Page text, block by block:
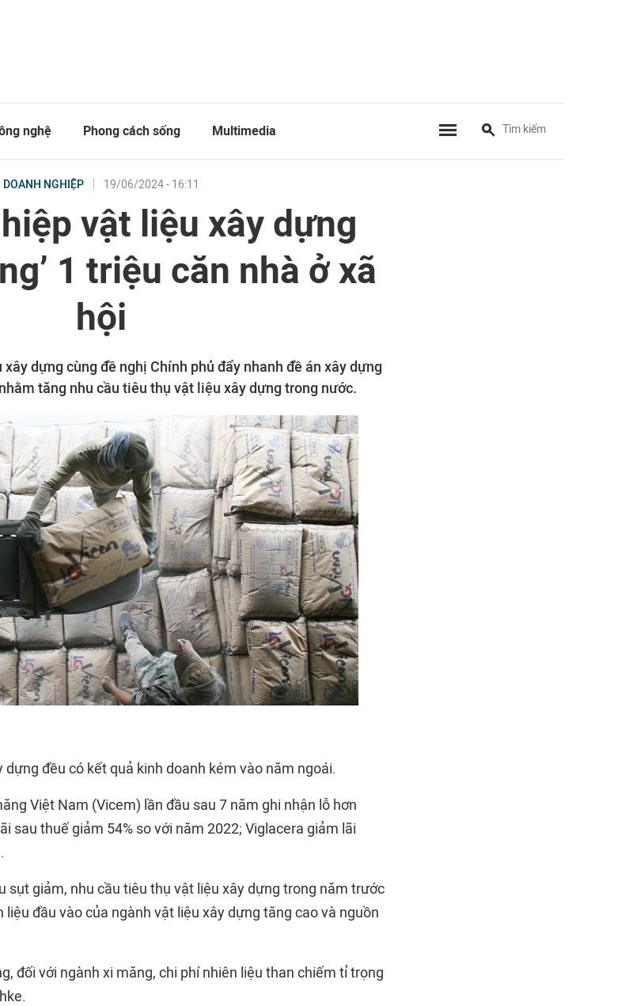
nghệ Phong cách sống Multimedia
DOANH NGHIỆP 19/06/2024 - 16:11
vật liệu xây dựng
1 triệu căn nhà ở xã
hội
dựng cùng đề nghị Chính phủ đẩy nhanh đề án xây dựng
tăng nhu cầu tiêu thụ vật liệu xây dựng trong nước.
dựng đều có kết quả kinh doanh kém vào năm ngoái.
Việt Nam (Vicem) lần đầu sau 7 năm ghi nhận lỗ hơn
sau thuế giảm 54% so với năm 2022; Viglacera giảm lãi
sụt giảm, nhu cầu tiêu thụ vật liệu xây dựng trong năm trước
đầu vào của ngành vật liệu xây dựng tăng cao và nguồn
đối với ngành xi măng, chi phí nhiên liệu than chiếm tỉ trọng